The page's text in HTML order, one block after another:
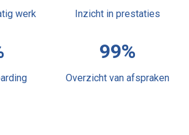
werk Inzicht in prestaties
100%
Overzicht van afspraken